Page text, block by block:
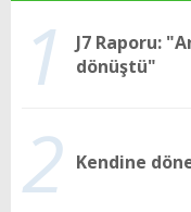
1
J7 Raporu:
dönüştü"
2 Kendine